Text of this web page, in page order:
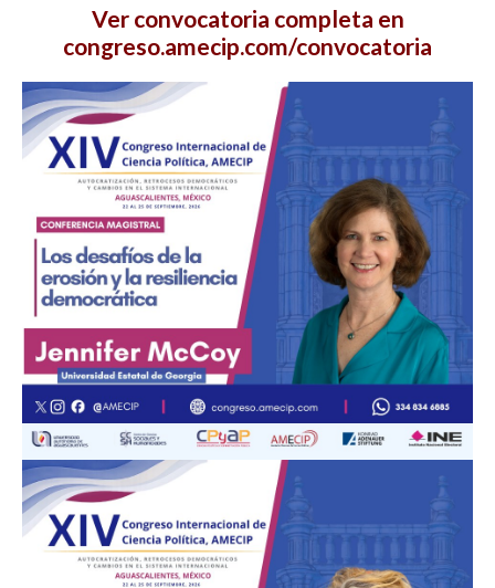
Ver convocatoria completa en
congreso.amecip.com/convocatoria